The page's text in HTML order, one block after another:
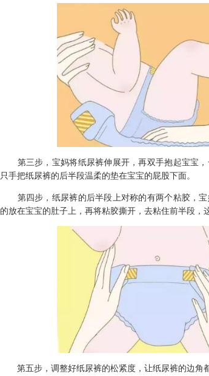
第三步，宝妈将纸尿裤伸展开，再双手抱起宝宝，
只手把纸尿裤的后半段温柔的垫在宝宝的屁股下面。
第四步，纸尿裤的后半段上对称的有两个粘胶，宝
的放在宝宝的肚子上，再将粘胶撕开，去粘住前半段，
第五步，调整好纸尿裤的松紧度，让纸尿裤的边角都